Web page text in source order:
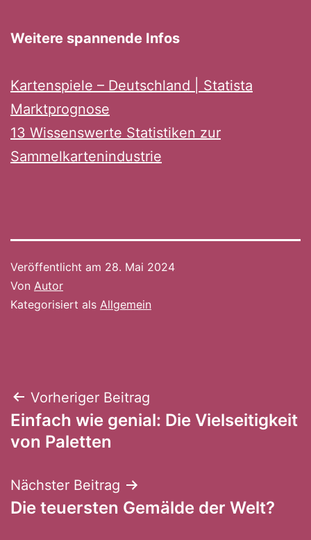
Weitere spannende Infos
Kartenspiele – Deutschland | Statista
Marktprognose
13 Wissenswerte Statistiken zur
Sammelkartenindustrie
Veröffentlicht am 28. Mai 2024
Von Autor
Kategorisiert als Allgemein
Beitragsnavigation
Vorheriger Beitrag
Einfach wie genial: Die Vielseitigkeit
von Paletten
Nächster Beitrag
Die teuersten Gemälde der Welt?